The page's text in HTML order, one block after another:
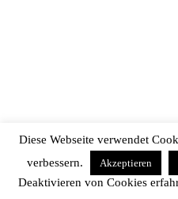
Diese Webseite verwendet
verbessern.
Akzeptieren
Deaktivieren von Cookies